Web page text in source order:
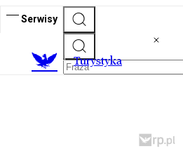
Serwisy
Turystyka